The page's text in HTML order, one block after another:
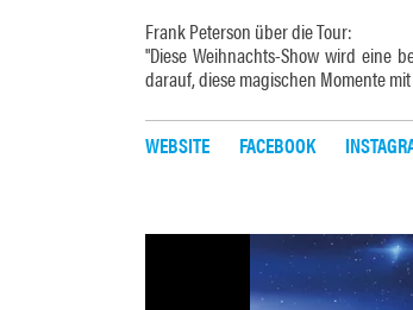
Frank Peterson über die Tour:
"Diese Weihnachts-Show wird eine
darauf, diese magischen Momente
WEBSITE FACEBOOK